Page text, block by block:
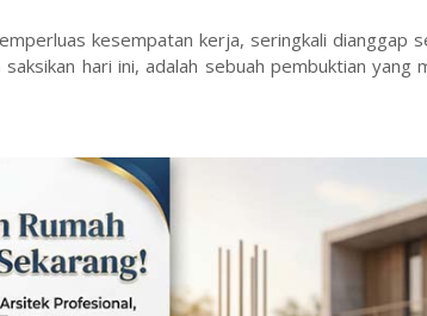
kesempatan kerja, seringkali dianggap
hari ini, adalah sebuah pembuktian yang